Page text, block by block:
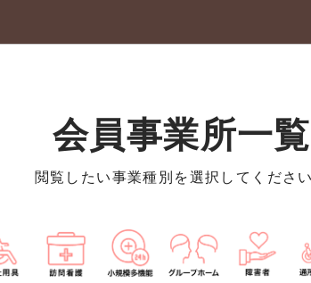
会員事業所一覧
閲覧したい事業種別を選択してください